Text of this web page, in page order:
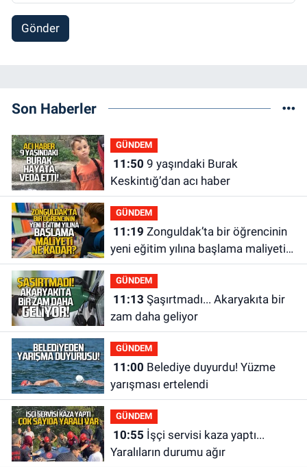
Gönder
Son Haberler
GÜNDEM
11:50
Keskintığ’dan acı haber
GÜNDEM
11:19
yeni eğitim yılına başlama maliyeti
ne kadar?
GÜNDEM
11:13
zam daha geliyor
GÜNDEM
11:00
yarışması ertelendi
GÜNDEM
10:55
Yaralıların durumu ağır